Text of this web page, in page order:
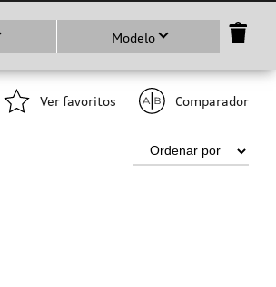
Modelo
Ver favoritos Comparador